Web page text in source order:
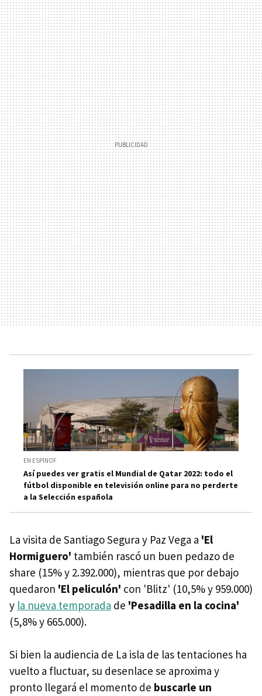
EN ESPINOF
Así puedes ver gratis el Mundial de Qatar 2022: todo el
fútbol disponible en televisión online para no perderte
a la Selección española
La visita de Santiago Segura y Paz Vega a 'El
Hormiguero' también rascó un buen pedazo de
share (15% y 2.392.000), mientras que por debajo
quedaron 'El peliculón' con 'Blitz' (10,5% y 959.000)
y la nueva temporada de 'Pesadilla en la cocina'
(5,8% y 665.000).
Si bien la audiencia de La isla de las tentaciones ha
vuelto a fluctuar, su desenlace se aproxima y
pronto llegará el momento de buscarle un